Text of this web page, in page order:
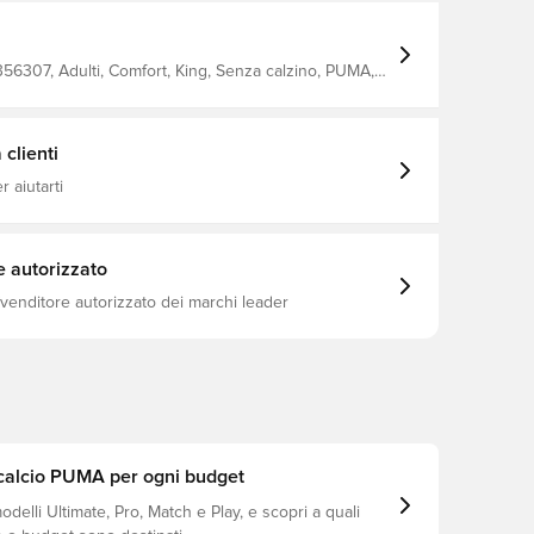
comfort Con un classico sistema di
TPU Si tratta di unoAdulti, Comfort, King, Senza calzino, PUMA,
clienti
aiutarti
autorizzato
autorizzato dei marchi leader
PUMA per ogni budget
Ultimate, Pro, Match e Play, e scopri a quali